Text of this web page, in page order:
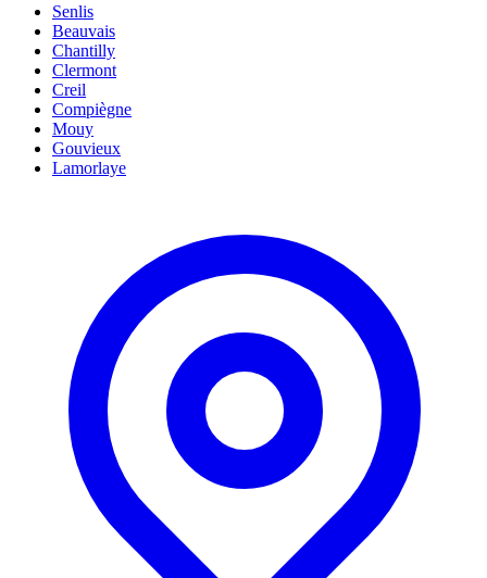
Senlis
Beauvais
Chantilly
Clermont
Creil
Compiègne
Mouy
Gouvieux
Lamorlaye